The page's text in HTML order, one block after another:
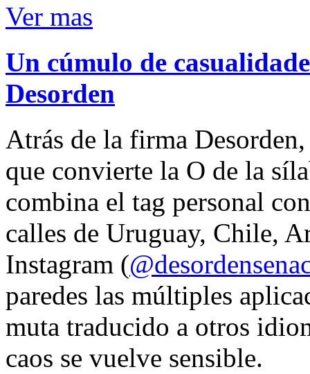
Ver mas
Un cúmulo de
Desorden
Atrás de la firma
que convierte la O de la
combina el tag personal
calles de Uruguay, Chile,
Instagram (
paredes las múltiples
muta traducido a otros
caos se vuelve sensible.